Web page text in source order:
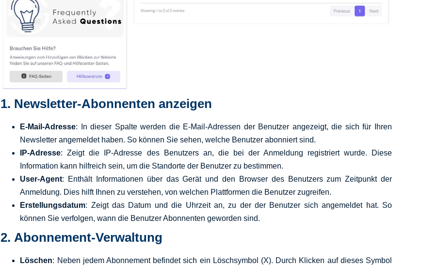
1. Newsletter-Abonnenten anzeigen
E-Mail-Adresse: In dieser Spalte werden die E-Mail-Adressen der Benutzer angezeigt, die sich für Ihren
Newsletter angemeldet haben. So können Sie sehen, welche Benutzer abonniert sind.
IP-Adresse: Zeigt die IP-Adresse des Benutzers an, die bei der Anmeldung registriert wurde. Diese
Information kann hilfreich sein, um die Standorte der Benutzer zu bestimmen.
User-Agent: Enthält Informationen über das Gerät und den Browser des Benutzers zum Zeitpunkt der
Anmeldung. Dies hilft Ihnen zu verstehen, von welchen Plattformen die Benutzer zugreifen.
Erstellungsdatum: Zeigt das Datum und die Uhrzeit an, zu der der Benutzer sich angemeldet hat. So
können Sie verfolgen, wann die Benutzer Abonnenten geworden sind.
2.Abonnement-Verwaltung
Löschen: Neben jedem Abonnement befindet sich ein Löschsymbol (X). Durch Klicken auf dieses Symbol